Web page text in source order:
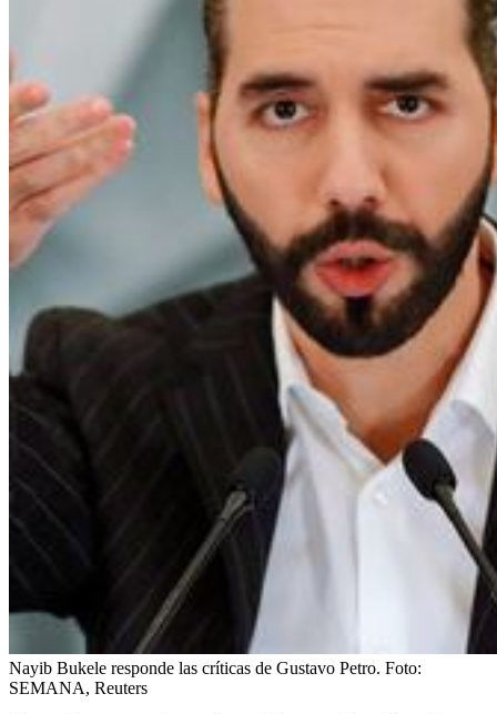
Nayib Bukele responde las críticas de Gustavo Petro. Foto:
SEMANA, Reuters